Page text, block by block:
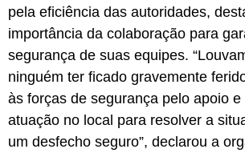
pela eficiência das autoridades,
importância da colaboração para
segurança de suas equipes.
ninguém ter ficado gravemente
às forças de segurança pelo apoio
atuação no local para resolver a
um desfecho seguro”, declarou a